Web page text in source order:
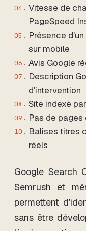
Vitesse de
PageSpeed
Présence
sur mobile
Avis Google
Description
d'intervention
Site indexé
Pas de
Balises titres
réels
Google Search
Semrush et
permettent
sans être